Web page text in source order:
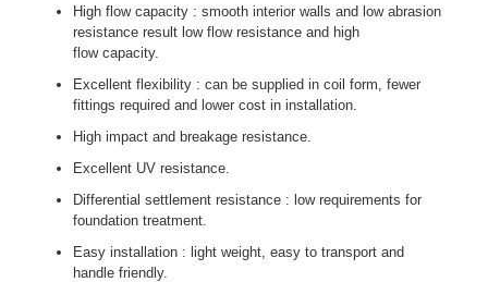
High flow capacity : smooth interior walls and low abrasion
resistance result low flow resistance and high
flow capacity.
Excellent flexibility : can be supplied in coil form, fewer
fittings required and lower cost in installation.
High impact and breakage resistance.
Excellent UV resistance.
Differential settlement resistance : low requirements for
foundation treatment.
Easy installation : light weight, easy to transport and
handle friendly.